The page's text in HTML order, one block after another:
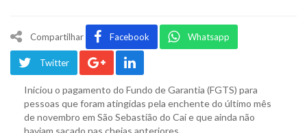
Compartilhar Facebook Whatsapp
Twitter
Iniciou o pagamento do Fundo de Garantia (FGTS) para
pessoas que foram atingidas pela enchente do último mês
de novembro em São Sebastião do Caí e que ainda não
haviam sacado nas cheias anteriores.